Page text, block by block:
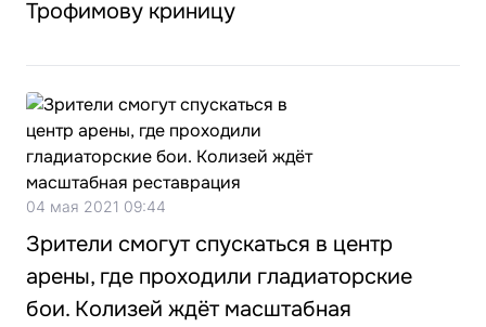
Трофимову криницу
04 мая 2021 09:44
Зрители смогут спускаться в центр
арены, где проходили гладиаторские
бои. Колизей ждёт масштабная